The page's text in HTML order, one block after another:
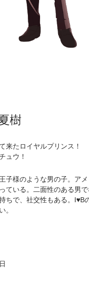
樹
来たロイヤルプリンス！
ュウ！
子様のような男の子。ア
ている。二面性のある男で
ちで、社交性もある。I♥B
。